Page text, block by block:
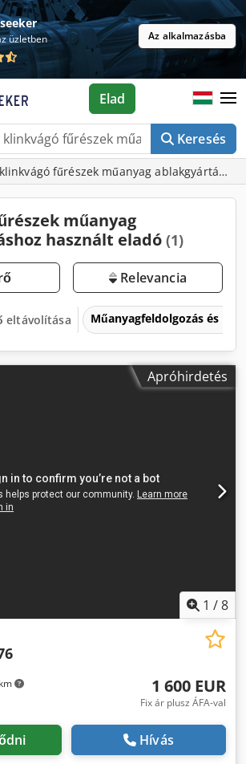
üzletben Az alkalmazásba
Keresés
Elad
fűrészek műanyag
műanyag
használt eladó (1)
Relevancia
eltávolítása Műanyagfeldolgozás és
Apróhirdetés
1 /8
1 600 EUR
Fix ár plusz ÁFA-val
Hívás